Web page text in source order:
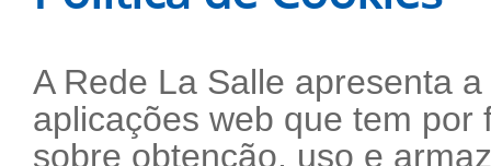
A Rede La Salle apresenta
aplicações web que tem
sobre obtenção, uso e